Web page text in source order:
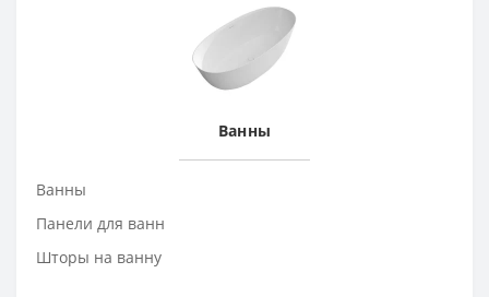
Ванны
Ванны
Панели для ванн
Шторы на ванну